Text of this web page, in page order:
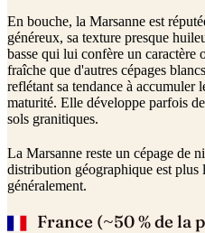
En bouche, la Marsanne est
généreux, sa texture presque
basse qui lui confère un caractère
fraîche que d'autres cépages
reflétant sa tendance à accumuler
maturité. Elle développe parfois
sols granitiques.
La Marsanne reste un cépage de
distribution géographique est plus
généralement.
France (~50 % de